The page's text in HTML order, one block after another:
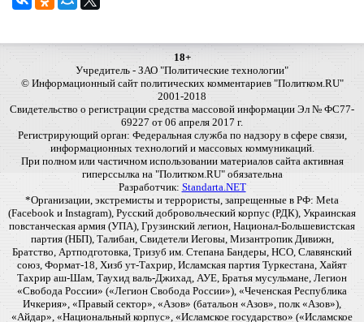
18+
Учредитель - ЗАО "Политические технологии"
© Информационный сайт политических комментариев "Политком.RU"
2001-2018
Свидетельство о регистрации средства массовой информации Эл № ФС77-
69227 от 06 апреля 2017 г.
Регистрирующий орган: Федеральная служба по надзору в сфере связи,
информационных технологий и массовых коммуникаций.
При полном или частичном использовании материалов сайта активная
гиперссылка на "Политком.RU" обязательна
Разработчик: Standarta.NET
*Организации, экстремисты и террористы, запрещенные в РФ: Meta
(Facebook и Instagram), Русский добровольческий корпус (РДК), Украинская
повстанческая армия (УПА), Грузинский легион, Национал-Большевистская
партия (НБП), Талибан, Свидетели Иеговы, Мизантропик Дивижн,
Братство, Артподготовка, Тризуб им. Степана Бандеры, НСО, Славянский
союз, Формат-18, Хизб ут-Тахрир, Исламская партия Туркестана, Хайят
Тахрир аш-Шам, Таухид валь-Джихад, АУЕ, Братья мусульмане, Легион
«Свобода России» («Легион Свобода России»), «Чеченская Республика
Ичкерия», «Правый сектор», «Азов» (батальон «Азов», полк «Азов»),
«Айдар», «Национальный корпус», «Исламское государство» («Исламское